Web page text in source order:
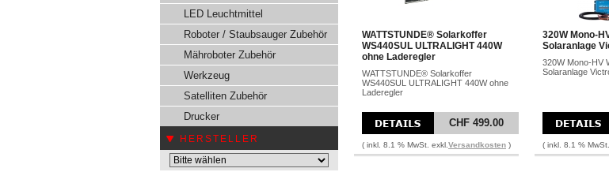
LED Leuchtmittel
Roboter / Staubsauger Zubehör
Mähroboter Zubehör
Werkzeug
Satelliten Zubehör
Drucker
HERSTELLER
WATTSTUNDE® Solarkoffer
WS440SUL ULTRALIGHT 440W
ohne Laderegler
WATTSTUNDE® Solarkoffer
WS440SUL ULTRALIGHT 440W ohne
Laderegler
CHF 499.00
( inkl. 8.1 % MwSt. exkl. Versandkosten )
320W Mono-
Solaranlage
320W Mono-HV
Solaranlage
( inkl. 8.1 %